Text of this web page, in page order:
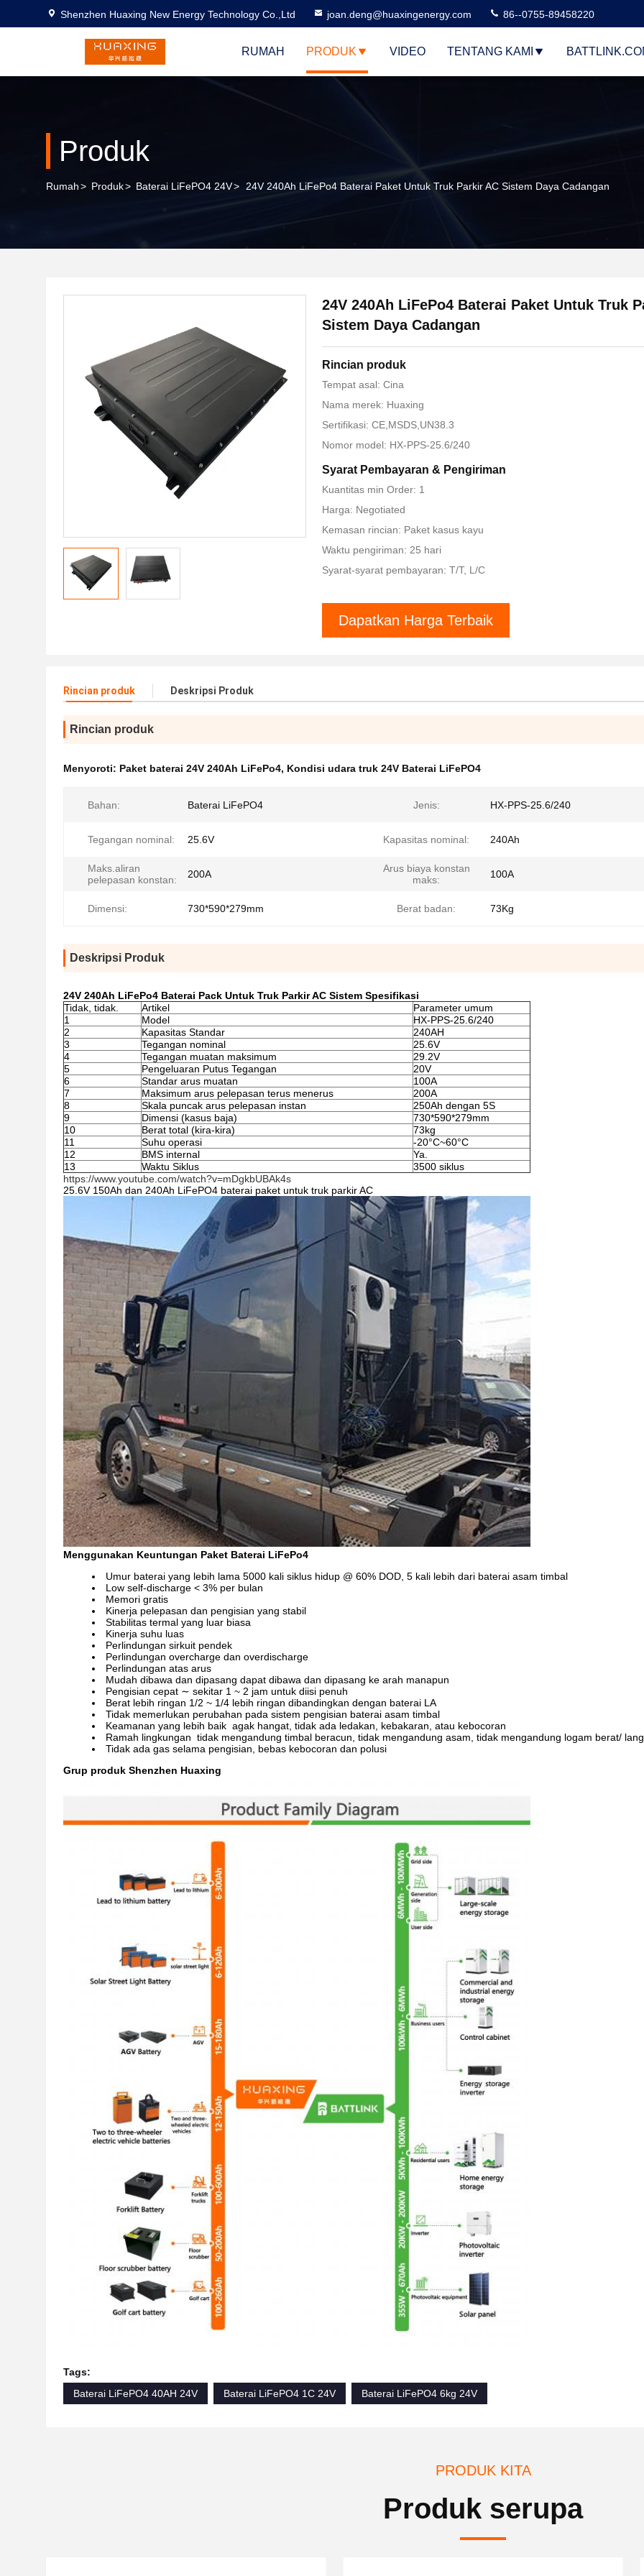
Shenzhen Huaxing New Energy Technology Co.,Ltd joan.deng@huaxingenergy.com 86--0755-89458220
RUMAH PRODUK VIDEO TENTANG KAMI
Produk
Rumah> Produk> Baterai LiFePO4 24V> 24V 240Ah LiFePo4 Baterai Paket Untuk Truk Parkir AC Sistem Daya Cadangan
24V 240Ah LiFePo4 Baterai Paket Untuk Truk
Sistem Daya Cadangan
Rincian produk
Tempat asal: Cina
Nama merek: Huaxing
Sertifikasi: CE,MSDS,UN38.3
Nomor model: HX-PPS-25.6/240
Syarat Pembayaran & Pengiriman
Kuantitas min Order: 1
Harga: Negotiated
Kemasan rincian: Paket kasus kayu
Waktu pengiriman: 25 hari
Syarat-syarat pembayaran: T/T, L/C
Dapatkan Harga Terbaik
Rincian produk Deskripsi Produk
Rincian produk
Menyoroti: Paket baterai 24V 240Ah LiFePo4, Kondisi udara truk 24V Baterai LiFePO4
Bahan: Baterai LiFePO4 Jenis: HX-PPS-25.6/240
Tegangan nominal: 25.6V Kapasitas nominal: 240Ah
Maks.aliran
pelepasan konstan:
200A
Arus biaya konstan
maks:
100A
Dimensi: 730*590*279mm Berat badan: 73Kg
Deskripsi Produk
24V 240Ah LiFePo4 Baterai Pack Untuk Truk Parkir AC Sistem Spesifikasi
Tidak, tidak.
Artikel
Parameter umum
1
Model
HX-PPS-25.6/240
2
Kapasitas Standar
240AH
3
Tegangan nominal
25.6V
4
Tegangan muatan maksimum
29.2V
5
Pengeluaran Putus Tegangan
20V
6
Standar arus muatan
100A
7
Maksimum arus pelepasan terus menerus
200A
8
Skala puncak arus pelepasan instan
250Ah dengan 5S
9
Dimensi (kasus baja)
730*590*279mm
10
Berat total (kira-kira)
73kg
11
Suhu operasi
-20°C~60°C
12
BMS internal
Ya.
13
Waktu Siklus
3500 siklus
https://www.youtube.com/watch?v=mDgkbUBAk4s
25.6V 150Ah dan 240Ah LiFePO4 baterai paket untuk truk parkir AC
Menggunakan Keuntungan Paket Baterai LiFePo4
Umur baterai yang lebih lama 5000 kali siklus hidup @ 60% DOD, 5 kali lebih dari baterai asam timbal
Low self-discharge < 3% per bulan
Memori gratis
Kinerja pelepasan dan pengisian yang stabil
Stabilitas termal yang luar biasa
Kinerja suhu luas
Perlindungan sirkuit pendek
Perlindungan overcharge dan overdischarge
Perlindungan atas arus
Mudah dibawa dan dipasang dapat dibawa dan dipasang ke arah manapun
Pengisian cepat ∼ sekitar 1 ~ 2 jam untuk diisi penuh
Berat lebih ringan 1/2 ~ 1/4 lebih ringan dibandingkan dengan baterai LA
Tidak memerlukan perubahan pada sistem pengisian baterai asam timbal
Keamanan yang lebih baik ️ agak hangat, tidak ada ledakan, kebakaran, atau kebocoran
Ramah lingkungan ️ tidak mengandung timbal beracun, tidak mengandung asam, tidak mengandung logam berat/
Tidak ada gas selama pengisian, bebas kebocoran dan polusi
Grup produk Shenzhen Huaxing
Tags:
Baterai LiFePO4 40AH 24V
Baterai LiFePO4 1C 24V Baterai LiFePO4 6kg 24V
PRODUK KITA
Produk serupa